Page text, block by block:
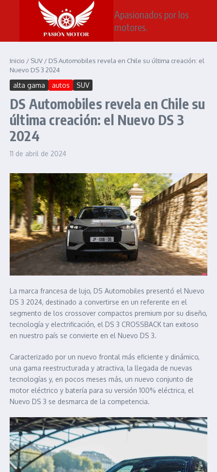
Saltar al contenido
Apasionados por los
motores.
Inicio / SUV / DS Automobiles revela en Chile su última creación: el
Nuevo DS 3 2024
alta gama autos SUV
DS Automobiles revela en Chile su
última creación: el Nuevo DS 3
2024
11 de abril de 2024
La marca francesa de lujo, DS Automobiles presentó el Nuevo
DS 3 2024, destinado a convertirse en un referente en el
segmento de los crossover compactos premium por su diseño,
tecnología y electrificación, el DS 3 CROSSBACK tan exitoso
en nuestro país se convierte en el Nuevo DS 3.
Caracterizado por un nuevo frontal más eficiente y dinámico,
una gama reestructurada y atractiva, la llegada de nuevas
tecnologías y, en pocos meses más, un nuevo conjunto de
motor eléctrico y batería para su versión 100% eléctrica, el
Nuevo DS 3 se desmarca de la competencia.